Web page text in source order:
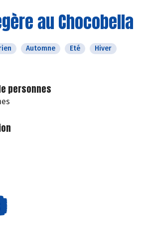
au Chocobella
Automne Eté
Hiver
personnes